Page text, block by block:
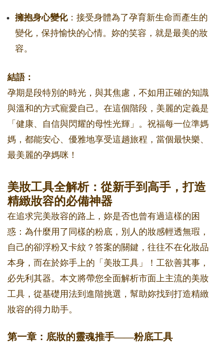
擁抱身心變化：接受身體為了孕育新生命而產生的
變化，保持愉快的心情。妳的笑容，就是最美的妝
容。
結語：
孕期是段特別的時光，與其焦慮，不如用正確的知識
與溫和的方式寵愛自己。在這個階段，美麗的定義是
「健康、自信與閃耀的母性光輝」。祝福每一位準媽
媽，都能安心、優雅地享受這趟旅程，當個最快樂、
最美麗的孕媽咪！
美妝工具全解析：從新手到高手，打造
精緻妝容的必備神器
在追求完美妝容的路上，妳是否也曾有過這樣的困
惑：為什麼用了同樣的粉底，別人的妝感輕透無瑕，
自己的卻浮粉又卡紋？答案的關鍵，往往不在化妝品
本身，而在於妳手上的「美妝工具」！工欲善其事，
必先利其器。本文將帶您全面解析市面上主流的美妝
工具，從基礎用法到進階挑選，幫助妳找到打造精緻
妝容的得力助手。
第一章：底妝的靈魂推手——粉底工具